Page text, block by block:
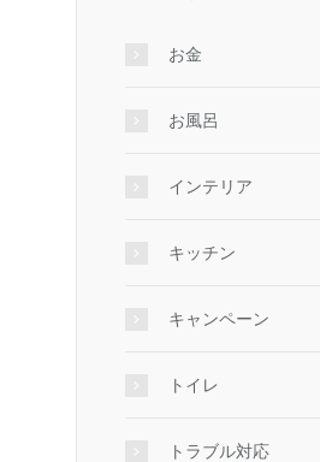
お金
お風呂
インテリア
キッチン
キャンペーン
トイレ
トラブル対応